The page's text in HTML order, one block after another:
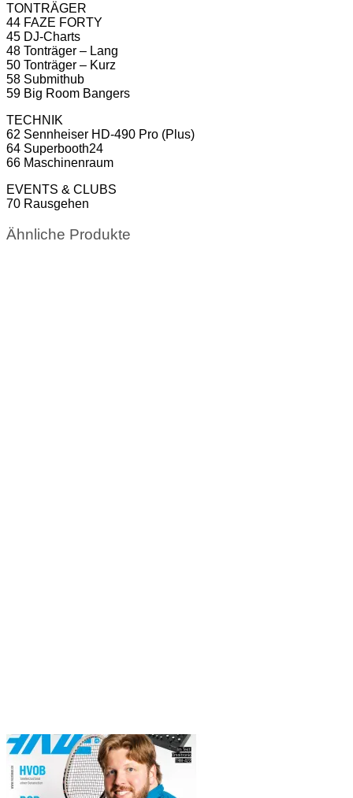
TONTRÄGER
44 FAZE FORTY
45 DJ-Charts
48 Tonträger – Lang
50 Tonträger – Kurz
58 Submithub
59 Big Room Bangers
TECHNIK
62 Sennheiser HD-490 Pro (Plus)
64 Superbooth24
66 Maschinenraum
EVENTS & CLUBS
70 Rausgehen
Ähnliche Produkte